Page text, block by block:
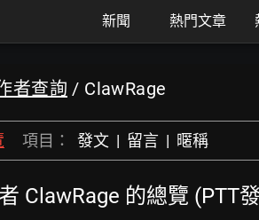
新聞 熱門文章
者查詢 / ClawRage
項目： 發文 | 留言 | 暱稱
ClawRage 的總覽 (PTT